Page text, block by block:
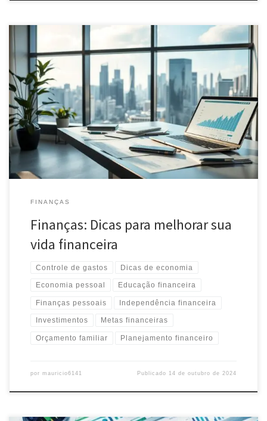
Aprenda a melhorar suas finanças com dicas práticas e eficientes.
Descubra como planejar, investir e economizar para alcançar seus
objetivos financeiros e conquistar estabilidade
FINANÇAS
Finanças: Dicas para melhorar sua
vida financeira
Controle de gastos Dicas de economia
Economia pessoal Educação financeira
Finanças pessoais Independência financeira
Investimentos Metas financeiras
Orçamento familiar Planejamento financeiro
por mauricio6141 Publicado 14 de outubro de 2024